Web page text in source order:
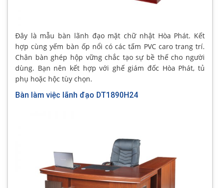
Đây là mẫu bàn lãnh đạo mặt chữ nhật Hòa Phát. Kết
hợp cùng yếm bàn ốp nổi có các tấm PVC caro trang trí.
Chân bàn ghép hộp vững chắc tạo sự bề thế cho người
dùng. Bạn nên kết hợp với ghế giám đốc Hòa Phát, tủ
phụ hoặc hộc tùy chọn.
Bàn làm việc lãnh đạo DT1890H24